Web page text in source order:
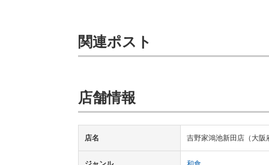
関連ポスト
店舗情報
店名 吉野家鴻池新田店（大阪